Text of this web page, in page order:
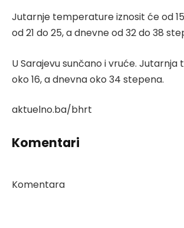
Jutarnje temperature iznosit će od 15
od 21 do 25, a dnevne od 32 do 38
U Sarajevu sunčano i vruće.
oko 16, a dnevna oko 34 stepena.
aktuelno.ba/bhrt
Komentari
Komentara